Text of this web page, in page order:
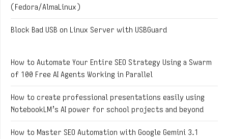
(Fedora/AlmaLinux)
Block Bad USB on Linux Server with USBGuard
How to Automate Your Entire SEO Strategy Using a Swarm
of 100 Free AI Agents Working in Parallel
How to create professional presentations easily using
NotebookLM’s AI power for school projects and beyond
How to Master SEO Automation with Google Gemini 3.1